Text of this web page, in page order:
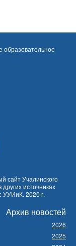
образовательное
сайт Учалинского
источниках
УУИиК. 2020 г.
Архив новостей
2026
2025